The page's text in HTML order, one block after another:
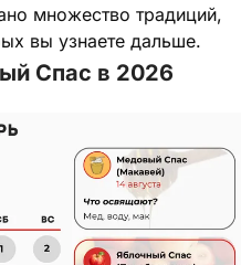
множество традиций,
вы узнаете дальше.
Спас в 2026